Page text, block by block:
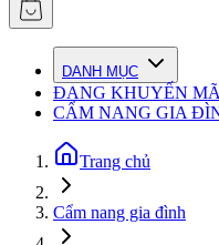
DANH MỤC
ĐANG KHUYẾN
CẨM NANG GIA
Trang chủ
Cẩm nang gia đình